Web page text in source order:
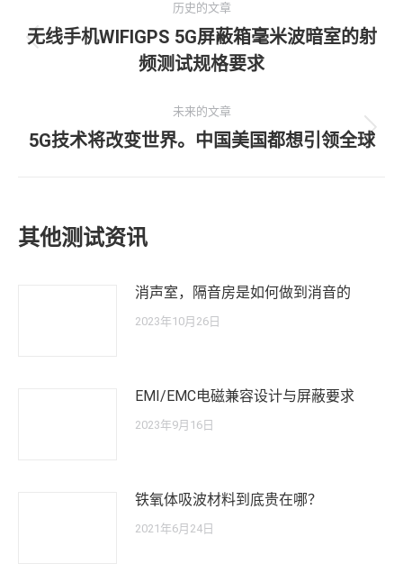
章
历史的文章
历
史
章：
无线手机WIFIGPS 5G屏蔽箱毫米波暗室的射
频测试规格要求
未来的文章
未
5G技术将改变世界。中国美国都想引领全球
其他测试资讯
消声室，隔音房是如何做到消音的
2023年10月26日
EMI/EMC电磁兼容设计与屏蔽要求
2023年9月16日
铁氧体吸波材料到底贵在哪？
2021年6月24日